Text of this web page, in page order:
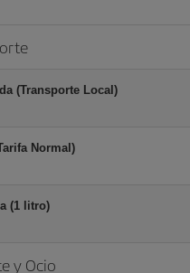
(Transporte Local)
Normal)
(1 litro)
y Ocio